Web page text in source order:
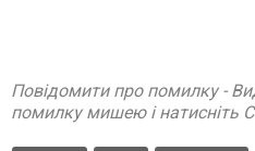
Повідомити про помилку -
помилку мишею і натисніть